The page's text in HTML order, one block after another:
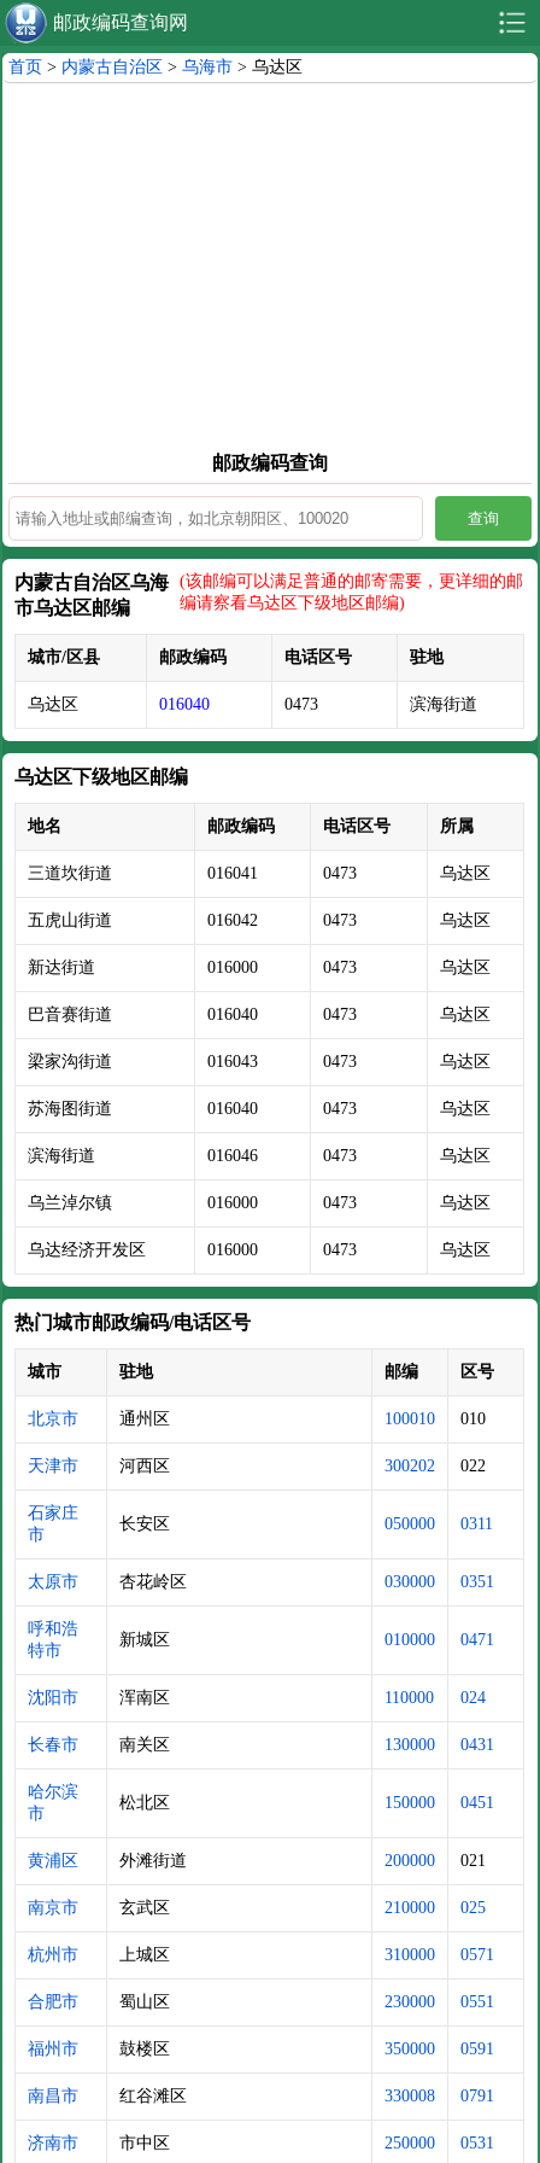
邮政编码查询网
首页 > 内蒙古自治区 >乌海市 > 乌达区
邮政编码查询
查询
内蒙古自治区乌海
市乌达区邮编
(该邮编可以满足普通的邮寄需要，更详细的邮
编请察看乌达区下级地区邮编)
城市/区县 邮政编码 电话区号 驻地
乌达区 016040 0473 滨海街道
乌达区下级地区邮编
地名 邮政编码 电话区号 所属
三道坎街道 016041 0473 乌达区
五虎山街道 016042 0473 乌达区
新达街道 016000 0473 乌达区
巴音赛街道 016040 0473 乌达区
梁家沟街道 016043 0473 乌达区
苏海图街道 016040 0473 乌达区
滨海街道 016046 0473 乌达区
乌兰淖尔镇 016000 0473 乌达区
乌达经济开发区 016000 0473 乌达区
热门城市邮政编码/电话区号
城市 驻地 邮编 区号
北京市 通州区 100010 010
天津市 河西区 300202 022
石家庄
市
长安区 050000 0311
太原市 杏花岭区 030000 0351
呼和浩
特市
新城区 010000 0471
沈阳市 浑南区 110000 024
长春市 南关区 130000 0431
哈尔滨
市
松北区 150000 0451
黄浦区 外滩街道 200000 021
南京市 玄武区 210000 025
杭州市 上城区 310000 0571
合肥市 蜀山区 230000 0551
福州市 鼓楼区 350000 0591
南昌市 红谷滩区 330008 0791
济南市 市中区 250000 0531